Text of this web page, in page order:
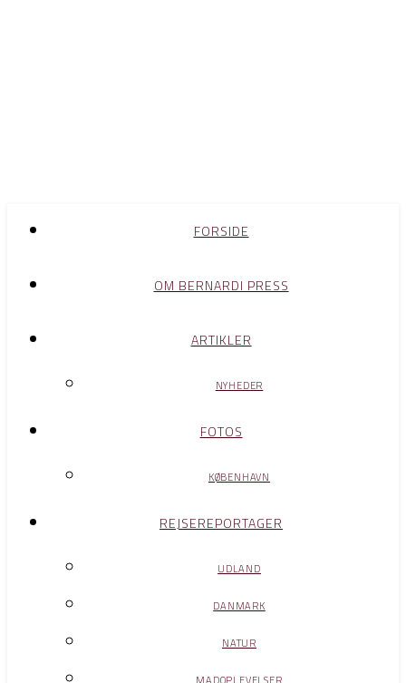
FORSIDE
OM BERNARDI PRESS
ARTIKLER
NYHEDER
FOTOS
KØBENHAVN
REJSEREPORTAGER
UDLAND
DANMARK
NATUR